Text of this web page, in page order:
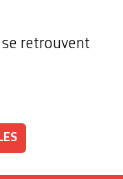
retrouvent